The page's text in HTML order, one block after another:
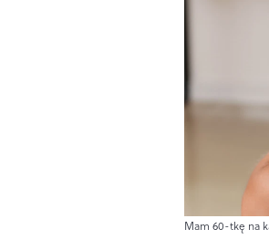
Mam 60-tkę na